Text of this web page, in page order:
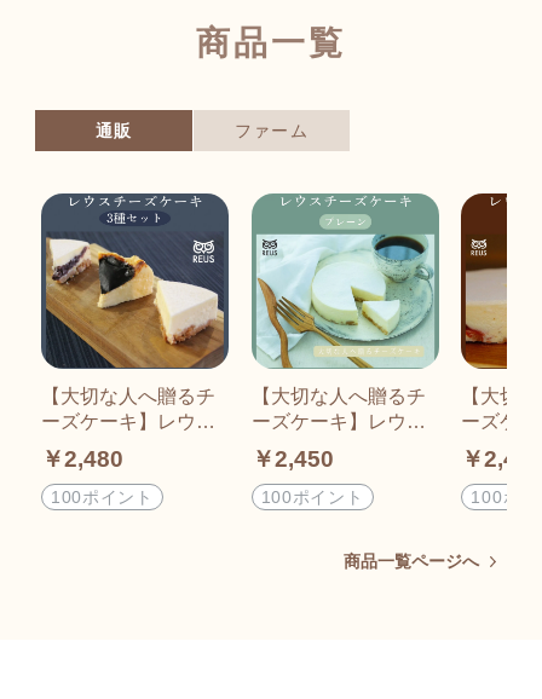
商品一覧
通販 ファーム
【大切な人へ贈るチ
ーズケーキ】レウス
チーズケーキ（3種カ
ットセット）（あず
き×4/プレーン×2/KU
￥2,480
100ポイント
【大切な人へ贈るチ
ーズケーキ】レウス
チーズケーキ（プレ
ーン）／4号サイズ
（直径約12cm） ※
￥2,450
100ポイント
【大切
ーズケ
チーズ
き）／4
径約
￥
100ポイ
商品一覧ページへ